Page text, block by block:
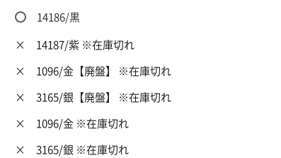
14186/黒
×
14187/紫 ※在庫切れ
×
1096/金【廃盤】 ※在庫切れ
×
3165/銀【廃盤】 ※在庫切れ
×
1096/金 ※在庫切れ
×
3165/銀 ※在庫切れ